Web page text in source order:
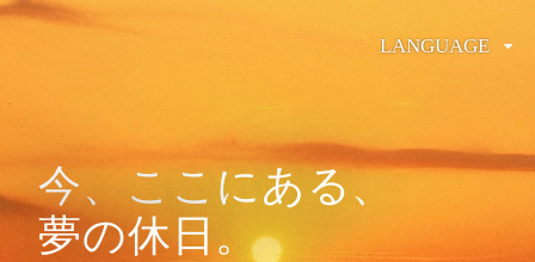
LANGUAGE
今、ここにある、
夢の休日。